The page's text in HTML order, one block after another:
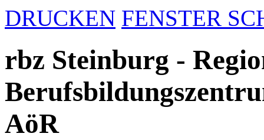
DRUCKEN FENSTER
rbz Steinburg -
AöR